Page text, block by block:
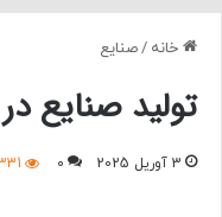
خانه /صنایع
تولید صنایع
3 آوریل 2025 0